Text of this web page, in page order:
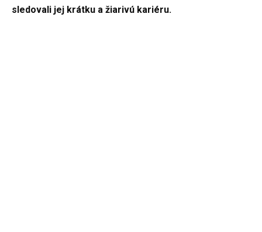
sledovali jej krátku a žiarivú kariéru.